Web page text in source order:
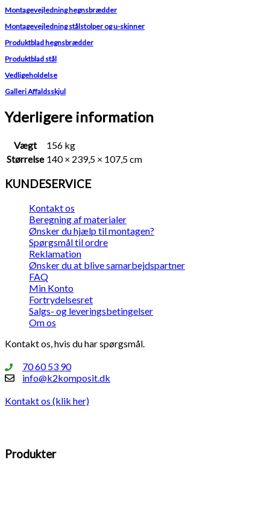
Montagevejledning hegnsbrædder
Montagevejledning stålstolper og u-skinner
Produktblad hegnsbrædder
Produktblad stål
Vedligeholdelse
Galleri Affaldsskjul
Yderligere information
Vægt
156 kg
Størrelse 140 × 239,5 × 107,5 cm
KUNDESERVICE
Kontakt os
Beregning af materialer
Ønsker du hjælp til montagen?
Spørgsmål til ordre
Reklamation
Ønsker du at blive samarbejdspartner
FAQ
Min Konto
Fortrydelsesret
Salgs- og leveringsbetingelser
Om os
Kontakt os, hvis du har spørgsmål.
70 60 53 90
info@k2komposit.dk
Kontakt os (klik her)
Produkter